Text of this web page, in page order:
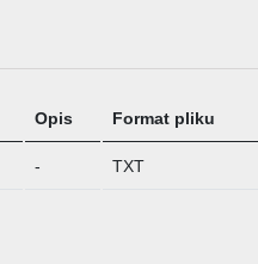
Opis Format pliku
- TXT